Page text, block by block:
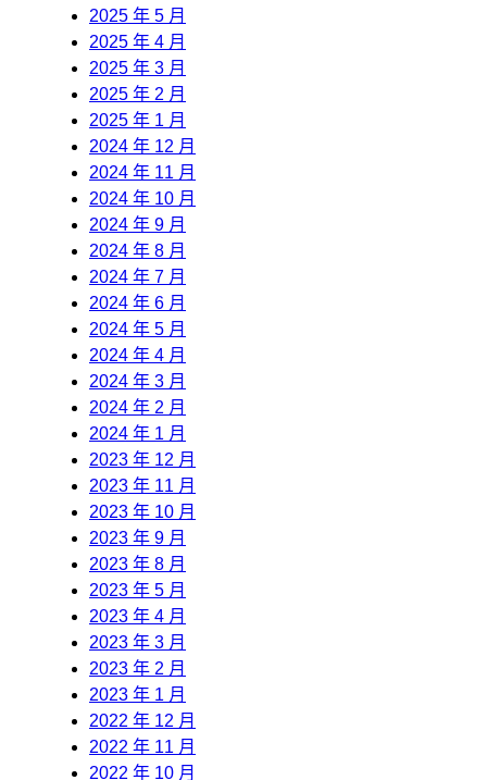
2025 年 5 月
2025 年 4 月
2025 年 3 月
2025 年 2 月
2025 年 1 月
2024 年 12 月
2024 年 11 月
2024 年 10 月
2024 年 9 月
2024 年 8 月
2024 年 7 月
2024 年 6 月
2024 年 5 月
2024 年 4 月
2024 年 3 月
2024 年 2 月
2024 年 1 月
2023 年 12 月
2023 年 11 月
2023 年 10 月
2023 年 9 月
2023 年 8 月
2023 年 5 月
2023 年 4 月
2023 年 3 月
2023 年 2 月
2023 年 1 月
2022 年 12 月
2022 年 11 月
2022 年 10 月